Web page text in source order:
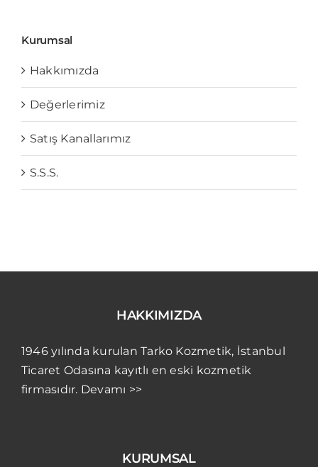
Kurumsal
Hakkımızda
Değerlerimiz
Satış Kanallarımız
S.S.S.
HAKKIMIZDA
1946 yılında kurulan Tarko Kozmetik, İstanbul
Ticaret Odasına kayıtlı en eski kozmetik
firmasıdır. Devamı >>
KURUMSAL